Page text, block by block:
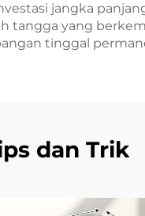
jangka
tangga yang
tinggal
dan Trik